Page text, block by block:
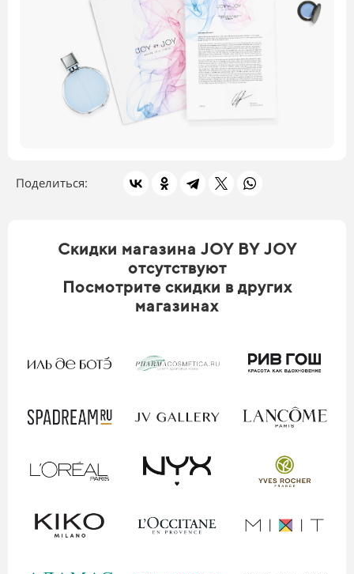
Поделиться:
Скидки магазина JOY BY JOY
отсутствуют
Посмотрите скидки в других
магазинах